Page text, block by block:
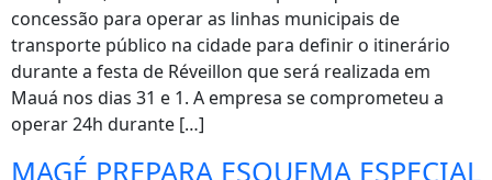
concessão para operar as linhas municipais de
transporte público na cidade para definir o itinerário
durante a festa de Réveillon que será realizada em
Mauá nos dias 31 e 1. A empresa se comprometeu a
operar 24h durante […]
MAGÉ PREPARA ESQUEMA ESPECIAL